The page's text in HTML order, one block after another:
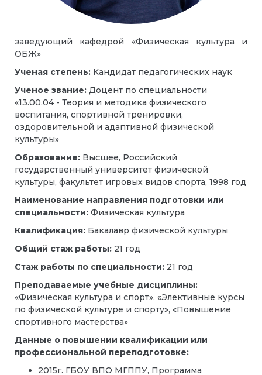
заведующий кафедрой «Физическая культура и
ОБЖ»
Ученая степень: Кандидат педагогических наук
Ученое звание: Доцент по специальности
«13.00.04 - Теория и методика физического
воспитания, спортивной тренировки,
оздоровительной и адаптивной физической
культуры»
Образование: Высшее, Российский
государственный университет физической
культуры, факультет игровых видов спорта, 1998 год
Наименование направления подготовки или
специальности: Физическая культура
Квалификация: Бакалавр физической культуры
Общий стаж работы: 21 год
Стаж работы по специальности: 21 год
Преподаваемые учебные дисциплины:
«Физическая культура и спорт», «Элективные курсы
по физической культуре и спорту», «Повышение
спортивного мастерства»
Данные о повышении квалификации или
профессиональной переподготовке:
2015г. ГБОУ ВПО МГППУ, Программа